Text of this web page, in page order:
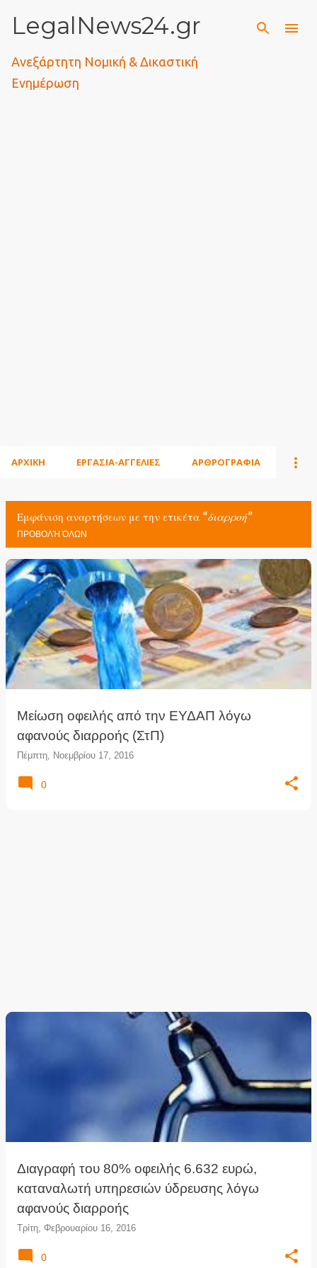
Μετάβαση στο κύριο περιεχόμενο
LegalNews24.gr
Ανεξάρτητη Νομική & Δικαστική
Ενημέρωση
ΑΡΧΙΚΗ ΕΡΓΑΣΙΑ-ΑΓΓΕΛΙΕΣ ΑΡΘΡΟΓΡΑΦΙΑ
Εμφάνιση αναρτήσεων με την ετικέτα διαρροή
ΠΡΟΒΟΛΉ ΌΛΩΝ
Α
ν
α
ρ
τ
ή
σ
Mείωση οφειλής από την ΕΥΔΑΠ λόγω
αφανούς διαρροής (ΣτΠ)
Πέμπτη, Νοεμβρίου 17, 2016
0
Διαγραφή του 80% οφειλής 6.632 ευρώ,
καταναλωτή υπηρεσιών ύδρευσης λόγω
αφανούς διαρροής
Τρίτη, Φεβρουαρίου 16, 2016
0